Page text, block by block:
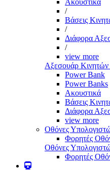
Ακουστικά
/
Βάσεις
/
Διάφορα
/
view more
Αξεσουάρ Κινητών
Power Bank
Power Banks
Ακουστικά
Βάσεις
Διάφορα
view more
Οθόνες
Φορητές
Οθόνες
Φορητές